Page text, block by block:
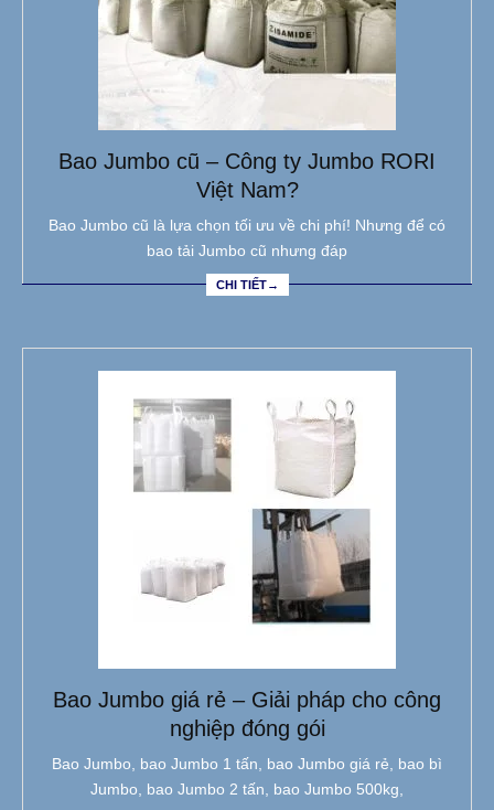
Bao Jumbo cũ – Công ty Jumbo RORI
Việt Nam?
Bao Jumbo cũ là lựa chọn tối ưu về chi phí! Nhưng để có
bao tải Jumbo cũ nhưng đáp
CHI TIẾT→
Bao Jumbo giá rẻ – Giải pháp cho công
nghiệp đóng gói
Bao Jumbo, bao Jumbo 1 tấn, bao Jumbo giá rẻ, bao bì
Jumbo, bao Jumbo 2 tấn, bao Jumbo 500kg,